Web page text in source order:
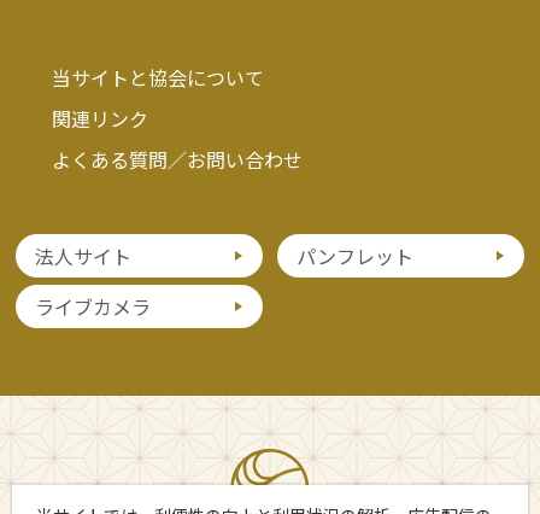
当サイトと協会について
関連リンク
よくある質問／お問い合わせ
法人サイト
パンフレット
ライブカメラ